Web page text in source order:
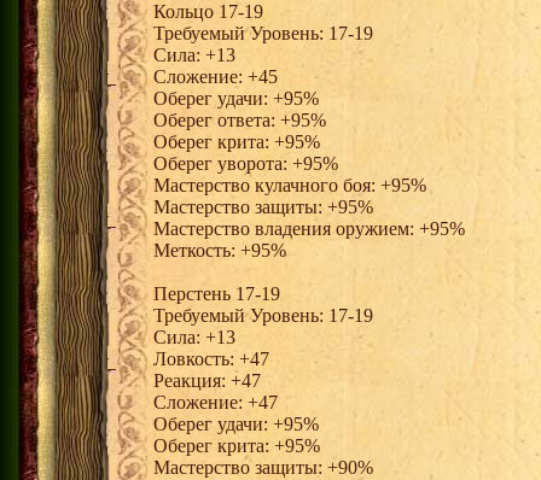
Кольцо 17-19
Требуемый Уровень: 17-19
Сила: +13
Сложение: +45
Оберег удачи: +95%
Оберег ответа: +95%
Оберег крита: +95%
Оберег уворота: +95%
Мастерство кулачного боя: +95%
Мастерство защиты: +95%
Мастерство владения оружием: +95%
Меткость: +95%
Перстень 17-19
Требуемый Уровень: 17-19
Сила: +13
Ловкость: +47
Реакция: +47
Сложение: +47
Оберег удачи: +95%
Оберег крита: +95%
Мастерство защиты: +90%